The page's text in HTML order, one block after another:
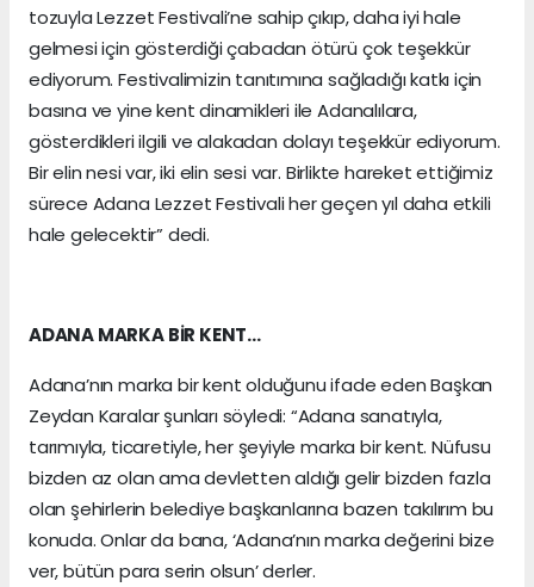
tozuyla Lezzet Festivali’ne sahip çıkıp, daha iyi hale
gelmesi için gösterdiği çabadan ötürü çok teşekkür
ediyorum. Festivalimizin tanıtımına sağladığı katkı için
basına ve yine kent dinamikleri ile Adanalılara,
gösterdikleri ilgili ve alakadan dolayı teşekkür ediyorum.
Bir elin nesi var, iki elin sesi var. Birlikte hareket ettiğimiz
sürece Adana Lezzet Festivali her geçen yıl daha etkili
hale gelecektir” dedi.
ADANA MARKA BİR KENT…
Adana’nın marka bir kent olduğunu ifade eden Başkan
Zeydan Karalar şunları söyledi: “Adana sanatıyla,
tarımıyla, ticaretiyle, her şeyiyle marka bir kent. Nüfusu
bizden az olan ama devletten aldığı gelir bizden fazla
olan şehirlerin belediye başkanlarına bazen takılırım bu
konuda. Onlar da bana, ‘Adana’nın marka değerini bize
ver, bütün para serin olsun’ derler.